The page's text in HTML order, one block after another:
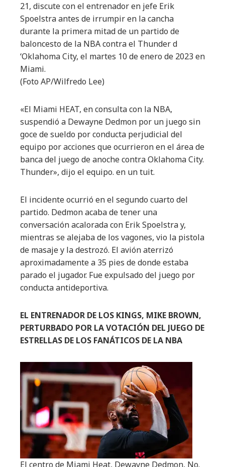
21, discute con el entrenador en jefe Erik
Spoelstra antes de irrumpir en la cancha
durante la primera mitad de un partido de
baloncesto de la NBA contra el Thunder d
‘Oklahoma City, el martes 10 de enero de 2023 en
Miami.
(Foto AP/Wilfredo Lee)
«El Miami HEAT, en consulta con la NBA,
suspendió a Dewayne Dedmon por un juego sin
goce de sueldo por conducta perjudicial del
equipo por acciones que ocurrieron en el área de
banca del juego de anoche contra Oklahoma City.
Thunder», dijo el equipo. en un tuit.
El incidente ocurrió en el segundo cuarto del
partido. Dedmon acaba de tener una
conversación acalorada con Erik Spoelstra y,
mientras se alejaba de los vagones, vio la pistola
de masaje y la destrozó. El avión aterrizó
aproximadamente a 35 pies de donde estaba
parado el jugador. Fue expulsado del juego por
conducta antideportiva.
EL ENTRENADOR DE LOS KINGS, MIKE BROWN,
PERTURBADO POR LA VOTACIÓN DEL JUEGO DE
ESTRELLAS DE LOS FANÁTICOS DE LA NBA
El centro de Miami Heat, Dewayne Dedmon, No.